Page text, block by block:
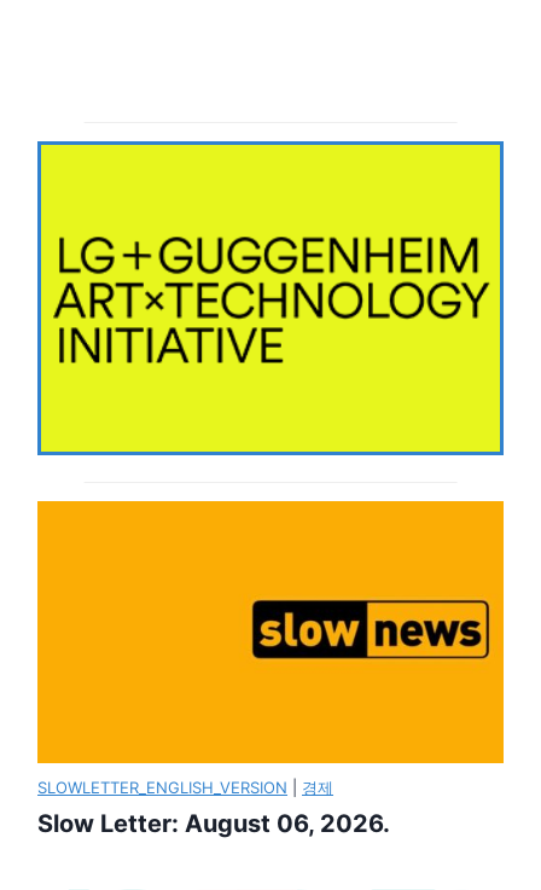
SLOWLETTER_ENGLISH_VERSION 경제
Slow Letter: August 06, 2026.